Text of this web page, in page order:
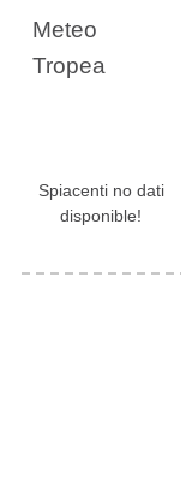
Meteo
Tropea
Spiacenti no dati
disponible!